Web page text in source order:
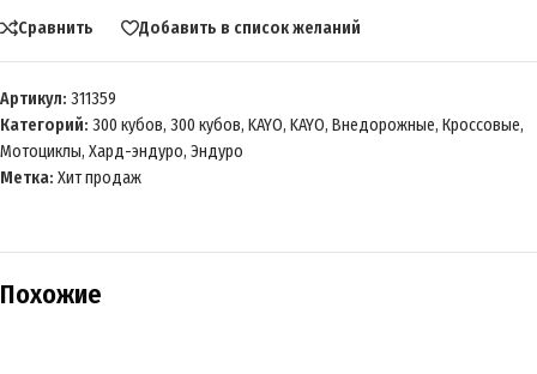
Сравнить Добавить в список желаний
Артикул: 311359
Категорий: 300 кубов, 300 кубов, KAYO, KAYO, Внедорожные, Кроссовые,
Мотоциклы, Хард-эндуро, Эндуро
Метка: Хит продаж
Похожие